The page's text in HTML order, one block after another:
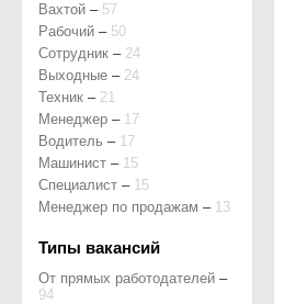
Вахтой – 57
Рабочий – 50
Сотрудник – 24
Выходные – 24
Техник – 21
Менеджер – 17
Водитель – 17
Машинист – 15
Специалист – 15
Менеджер по продажам – 13
Типы вакансий
От прямых работодателей –
94